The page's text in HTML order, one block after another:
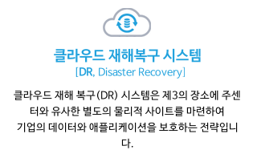
​클라우드 재해복구 시스템
DR, Disaster Recovery
클라우드 재해 복구(DR) 시스템은 제3의 장소에 주센
터와 유사한 별도의 물리적 사이트를 마련하여
기업의 데이터와 애플리케이션을 보호하는 전략입니
다.